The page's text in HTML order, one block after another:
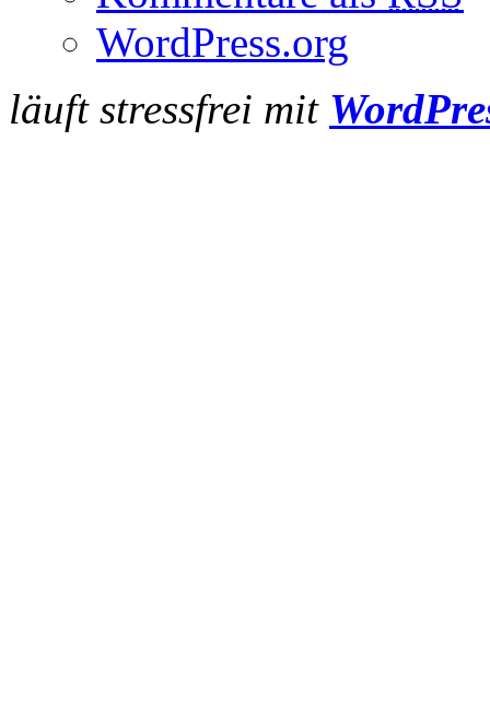
WordPress.org
läuft stressfrei mit